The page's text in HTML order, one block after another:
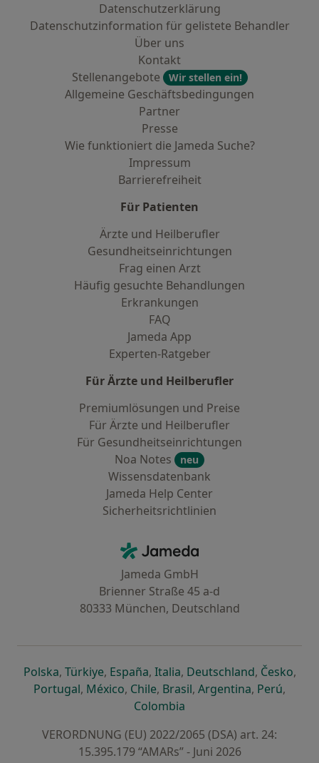
Datenschutzerklärung
Datenschutzinformation für gelistete Behandler
Über uns
Kontakt
Stellenangebote
Wir stellen ein!
Allgemeine Geschäftsbedingungen
Partner
Presse
Wie funktioniert die Jameda Suche?
Impressum
Barrierefreiheit
Für Patienten
Ärzte und Heilberufler
Gesundheitseinrichtungen
Frag einen Arzt
Häufig gesuchte Behandlungen
Erkrankungen
FAQ
Jameda App
Experten-Ratgeber
Für Ärzte und Heilberufler
Premiumlösungen und Preise
Für Ärzte und Heilberufler
Für Gesundheitseinrichtungen
Noa Notes
neu
Wissensdatenbank
Jameda Help Center
Sicherheitsrichtlinien
Jameda - Startseite
Jameda GmbH
Brienner Straße 45 a-d
80333 München, Deutschland
Polskaöffnet in einer neuen Registerkarte
, Türkiyeöffnet in einer neuen Registerkarte
, Españaöffnet in einer neuen
, Italiaöffnet in einer neuen
, Deutschlandöffnet in
, Česko,
Portugalöffnet in einer neuen Registerkarte
, Méxicoöffnet in einer neuen Registerkarte
, Chileöffnet in einer neuen
, Brasilöffnet in einer neuen
, Argentinaöffnet in
, Perúöffnet
,
Colombia
VERORDNUNG (EU) 2022/2065 (DSA) art. 24:
15.395.179 “AMARs” - Juni 2026